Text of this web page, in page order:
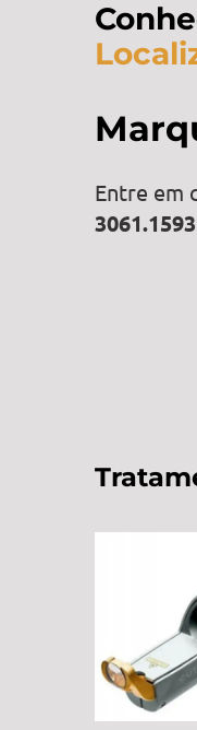
Entre em
3061.1593